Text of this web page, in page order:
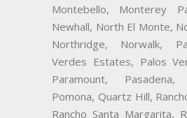
Montebello, Monterey
Newhall, North El Monte,
Northridge, Norwalk,
Verdes Estates, Palos
Paramount,
Pomona, Quartz Hill,
Rancho Santa Margarita,